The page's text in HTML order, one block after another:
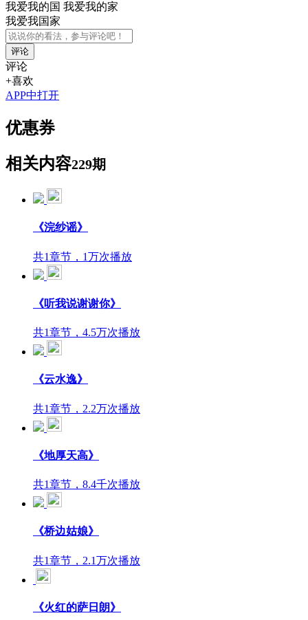
我爱我的国 我爱我的家
我爱我国家
评论
评论
+喜欢
APP中打开
优惠券
相关内容229期
《浣纱谣》
共1章节，1万次播放
《听我说谢谢你》
共1章节，4.5万次播放
《云水逸》
共1章节，2.2万次播放
《地厚天高》
共1章节，8.4千次播放
《桥边姑娘》
共1章节，2.1万次播放
《火红的萨日朗》